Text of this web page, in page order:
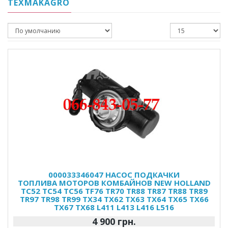
TEXMAKAGRO
000033346047 НАСОС ПОДКАЧКИ
ТОПЛИВА МОТОРОВ КОМБАЙНОВ NEW HOLLAND
TC52 TC54 TC56 TF76 TR70 TR88 TR87 TR88 TR89
TR97 TR98 TR99 TX34 TX62 TX63 TX64 TX65 TX66
TX67 TX68 L411 L413 L416 L516
4 900 грн.